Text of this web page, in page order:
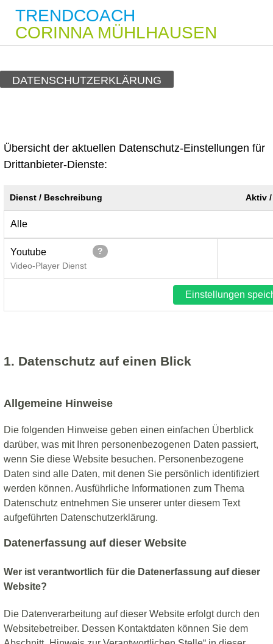
TRENDCOACH
CORINNA MÜHLHAUSEN
DATENSCHUTZ­ERKLÄRUNG
Übersicht der aktuellen Datenschutz-Einstellungen für
Drittanbieter-Dienste:
Dienst / Beschreibung Aktiv
Alle
Youtube
Video-Player Dienst
?
Einstellungen
1. Datenschutz auf einen Blick
Allgemeine Hinweise
Die folgenden Hinweise geben einen einfachen Überblick
darüber, was mit Ihren personenbezogenen Daten passiert,
wenn Sie diese Website besuchen. Personenbezogene
Daten sind alle Daten, mit denen Sie persönlich identifiziert
werden können. Ausführliche Informationen zum Thema
Datenschutz entnehmen Sie unserer unter diesem Text
aufgeführten Datenschutzerklärung.
Datenerfassung auf dieser Website
Wer ist verantwortlich für die Datenerfassung auf dieser
Website?
Die Datenverarbeitung auf dieser Website erfolgt durch den
Websitebetreiber. Dessen Kontaktdaten können Sie dem